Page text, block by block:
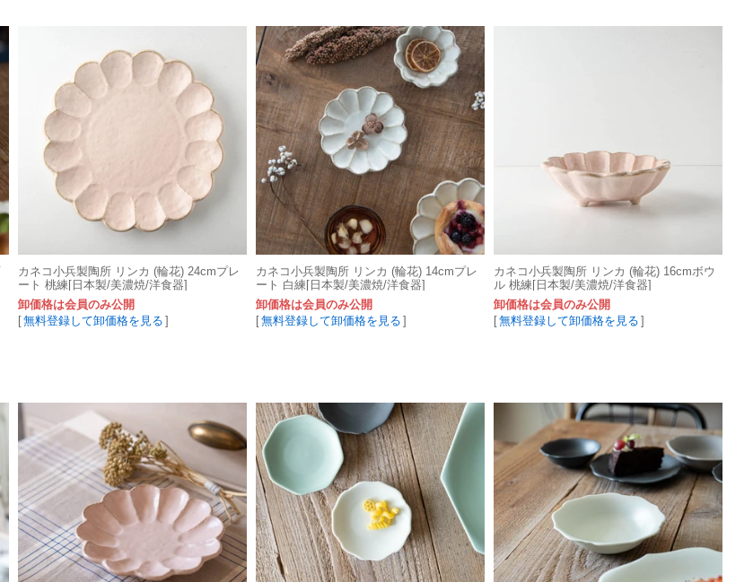
カネコ小兵製陶所 リンカ (輪花) 24cmプレ
ート 桃練[日本製/美濃焼/洋食器]
卸価格は会員のみ公開
[無料登録して卸価格を見る ]
カネコ小兵製陶所 リンカ (輪花) 14cmプレ
ート 白練[日本製/美濃焼/洋食器]
卸価格は会員のみ公開
[無料登録して卸価格を見る ]
カネコ小兵製陶所 リンカ (輪花) 16cmボウ
ル 桃練[日本製/美濃焼/洋食器]
卸価格は会員のみ公開
[無料登録して卸価格を見る ]